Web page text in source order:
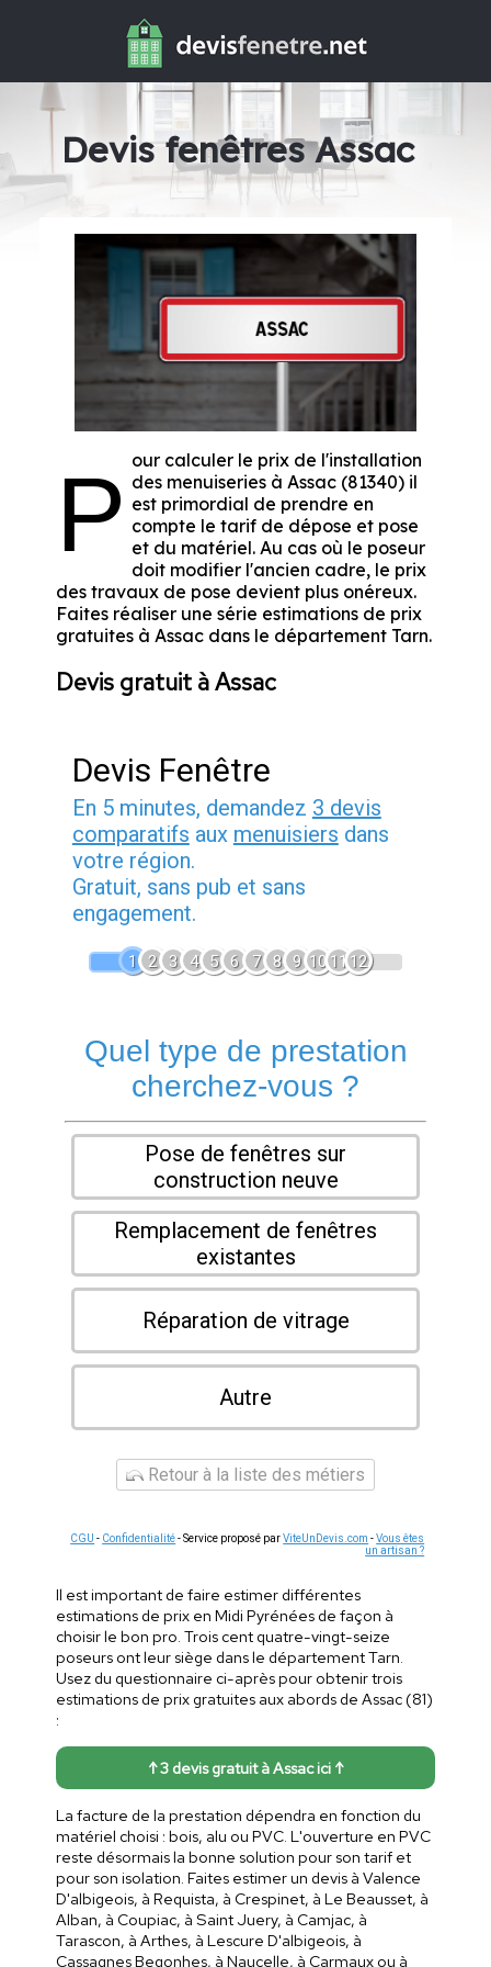
Devis fenêtres Assac
P our calculer le prix de l'installation
des menuiseries à Assac (81340) il
est primordial de prendre en
compte le tarif de dépose et pose
et du matériel. Au cas où le poseur
doit modifier l'ancien cadre, le prix
des travaux de pose devient plus onéreux.
Faites réaliser une série estimations de prix
gratuites à Assac dans le département Tarn.
Devis gratuit à Assac
Devis Fenêtre
En 5 minutes, demandez 3 devis
comparatifs aux menuisiers dans
votre région.
Gratuit, sans pub et sans
engagement.
1 2 3 4 5 6 7 8 9 1011 12
Quel type de prestation
cherchez-vous ?
Pose de fenêtres sur
construction neuve
Remplacement de fenêtres
existantes
Réparation de vitrage
Autre
Retour à la liste des métiers
CGU - Confidentialité- Service proposé parViteUnDevis.com -Vous êtes
un artisan ?
Il est important de faire estimer différentes
estimations de prix en Midi Pyrénées de façon à
choisir le bon pro. Trois cent quatre-vingt-seize
poseurs ont leur siège dans le département Tarn.
Usez du questionnaire ci-après pour obtenir trois
estimations de prix gratuites aux abords de Assac (81)
:
↑ 3 devis gratuit à Assac ici ↑
La facture de la prestation dépendra en fonction du
matériel choisi : bois, alu ou PVC. L'ouverture en PVC
reste désormais la bonne solution pour son tarif et
pour son isolation. Faites estimer un devis à Valence
D'albigeois, à Requista, à Crespinet, à Le Beausset, à
Alban, à Coupiac, à Saint Juery, à Camjac, à
Tarascon, à Arthes, à Lescure D'albigeois, à
Cassagnes Begonhes, à Naucelle, à Carmaux ou à